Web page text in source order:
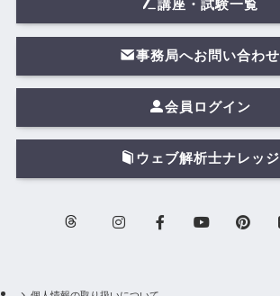
講座・試験一覧
事務局へお問い合わせ
会員ログイン
ウェブ解析士ナレッジ